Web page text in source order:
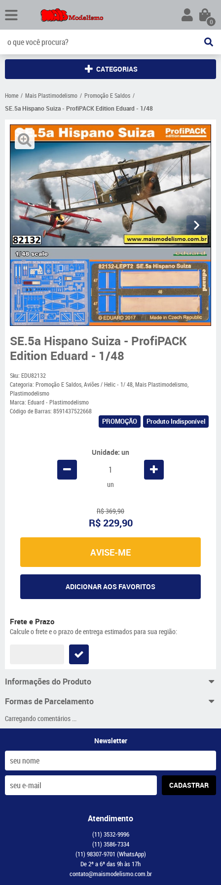
0
CATEGORIAS
Home Mais Plastimodelismo
Promoção E Saldos
SE.5a Hispano Suiza - ProfiPACK Edition Eduard - 1/48
SE.5a Hispano Suiza - ProfiPACK
Edition Eduard - 1/48
Sku: EDU82132
Categoria: Promoção E Saldos,Aviões / Helic - 1/ 48,Mais Plastimodelismo,
Plastimodelismo
Marca: Eduard - Plastimodelismo
Código de Barras: 8591437522668
PROMOÇÃO Produto Indisponível
Unidade: un
un
R$ 369,90
R$ 229,90
AVISE-ME
ADICIONAR AOS FAVORITOS
Frete e Prazo
Calcule o frete e o prazo de entrega estimados para sua região:
Informações do Produto
Formas de Parcelamento
Carregando comentários ...
Newsletter
CADASTRAR
Atendimento
(11) 3532-9996
(11) 3586-7334
(11) 98307-9701 (WhatsApp)
De 2ª a 6ª das 9h às 17h
contato@maismodelismo.com.br